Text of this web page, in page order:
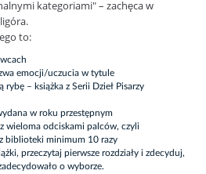
kategoriami" – zachęca w
to:
emocji/uczucia w tytule
rybę – książka z Serii Dzieł Pisarzy
w roku przestępnym
wieloma odciskami palców, czyli
biblioteki minimum 10 razy
przeczytaj pierwsze rozdziały i zdecyduj,
o wyborze.